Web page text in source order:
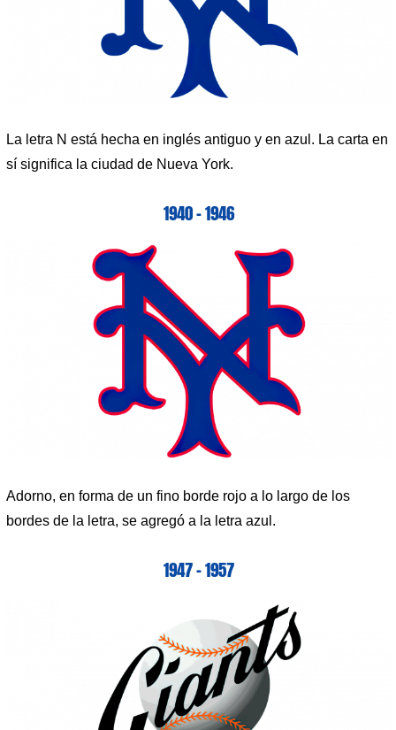
La letra N está hecha en inglés antiguo y en azul. La carta en
sí significa la ciudad de Nueva York.
1940 – 1946
Adorno, en forma de un fino borde rojo a lo largo de los
bordes de la letra, se agregó a la letra azul.
1947 – 1957